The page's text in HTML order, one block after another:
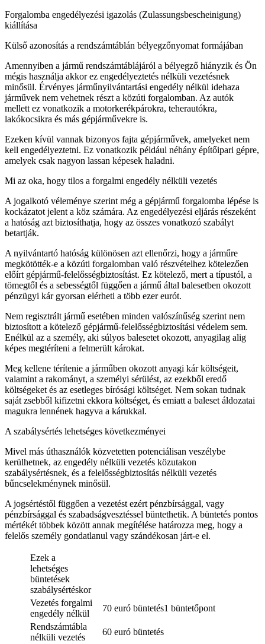
Forgalomba engedélyezési igazolás (Zulassungsbescheinigung)
kiállítása
Külső azonosítás a rendszámtáblán bélyegzőnyomat formájában
Amennyiben a jármű rendszámtáblájáról a bélyegző hiányzik és Ön
mégis használja akkor ez engedélyeztetés nélküli vezetésnek
minősül. Érvényes járműnyilvántartási engedély nélkül idehaza
járművek nem vehetnek részt a közúti forgalomban. Az autók
mellett ez vonatkozik a motorkerékpárokra, teherautókra,
lakókocsikra és más gépjárművekre is.
Ezeken kívül vannak bizonyos fajta gépjárművek, amelyeket nem
kell engedélyeztetni. Ez vonatkozik például néhány építőipari gépre,
amelyek csak nagyon lassan képesek haladni.
Mi az oka, hogy tilos a forgalmi engedély nélküli vezetés
A jogalkotó véleménye szerint még a gépjármű forgalomba lépése is
kockázatot jelent a köz számára. Az engedélyezési eljárás részeként
a hatóság azt biztosíthatja, hogy az összes vonatkozó szabályt
betartják.
A nyilvántartó hatóság különösen azt ellenőrzi, hogy a járműre
megkötötték-e a közúti forgalomban való részvételhez kötelezően
előírt gépjármű-felelősségbiztosítást. Ez kötelező, mert a típustól, a
tömegtől és a sebességtől függően a jármű által balesetben okozott
pénzügyi kár gyorsan elérheti a több ezer eurót.
Nem regisztrált jármű esetében minden valószínűség szerint nem
biztosított a kötelező gépjármű-felelősségbiztosítási védelem sem.
Enélkül az a személy, aki súlyos balesetet okozott, anyagilag alig
képes megtéríteni a felmerült károkat.
Meg kellene térítenie a járműben okozott anyagi kár költségeit,
valamint a rakományt, a személyi sérülést, az ezekből eredő
költségeket és az esetleges bírósági költséget. Nem sokan tudnak
saját zsebből kifizetni ekkora költséget, és emiatt a baleset áldozatai
magukra lennének hagyva a kárukkal.
A szabálysértés lehetséges következményei
Mivel más úthasználók közvetetten potenciálisan veszélybe
kerülhetnek, az engedély nélküli vezetés közutakon
szabálysértésnek, és a felelősségbiztosítás nélküli vezetés
bűncselekménynek minősül.
A jogsértéstől függően a vezetést ezért pénzbírsággal, vagy
pénzbírsággal és szabadságvesztéssel büntethetik. A büntetés pontos
mértékét többek között annak megítélése határozza meg, hogy a
felelős személy gondatlanul vagy szándékosan járt-e el.
Ezek a
lehetséges
büntetések
szabálysértéskor
Vezetés forgalmi
engedély nélkül
70 euró büntetés1 büntetőpont
Rendszámtábla
nélküli vezetés
60 euró büntetés